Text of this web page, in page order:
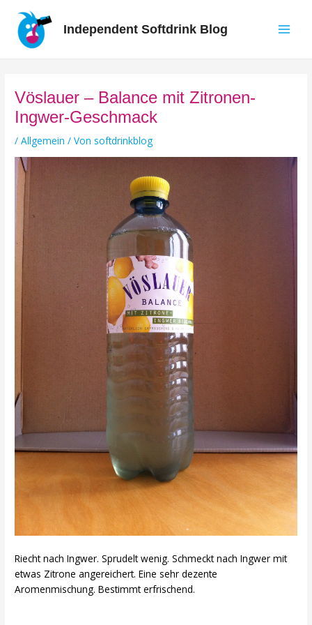
Inhalt
springen
Independent Softdrink Blog
Vöslauer – Balance mit Zitronen-
Ingwer-Geschmack
/Allgemein / Von softdrinkblog
Riecht nach Ingwer. Sprudelt wenig. Schmeckt nach Ingwer mit
etwas Zitrone angereichert. Eine sehr dezente
Aromenmischung. Bestimmt erfrischend.